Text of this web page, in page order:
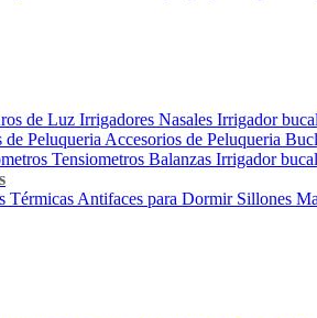
de Luz Irrigadores Nasales Irrigador bucal
Peluqueria Accesorios de Peluqueria
Tensiometros Balanzas Irrigador bucal
Térmicas Antifaces para Dormir Sillones